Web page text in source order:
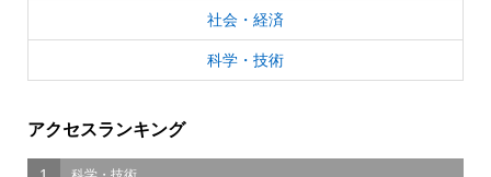
社会・経済
科学・技術
アクセスランキング